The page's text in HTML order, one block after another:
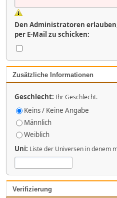
Den Administratoren
per E-Mail zu schicken:
Zusätzliche Informationen
Geschlecht: Ihr Geschlecht.
Keins / Keine Angabe
Männlich
Weiblich
Uni: Liste der Universen in denem
Verifizierung